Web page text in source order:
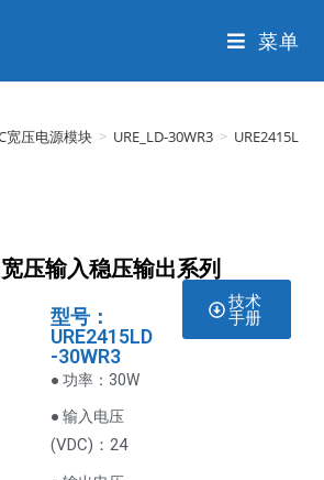
菜单
宽压电源模块 > URE_LD-30WR3 > URE2415LD-
压输入稳压输出系列
型号：
URE2415LD
-30WR3
● 功率：30W
● 输入电压
(VDC)：24
技术
手册